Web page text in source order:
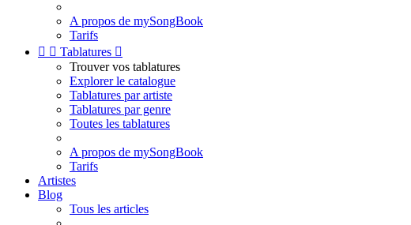
A propos de mySongBook
Tarifs
  Tablatures 
Trouver vos tablatures
Explorer le catalogue
Tablatures par artiste
Tablatures par genre
Toutes les tablatures
A propos de mySongBook
Tarifs
Artistes
Blog
Tous les articles